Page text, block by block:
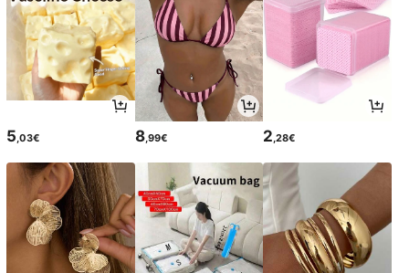
5,03€ 8,99€ 2,28€